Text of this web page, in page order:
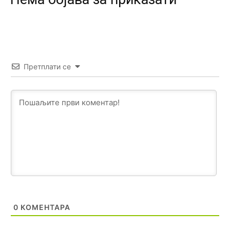
Претплати се
0 КОМЕНТАРА
Техеран и нинџе по Палама
БиХ није гласала да је тзв.Косово држава. Лупаш ко к у
р а ц по самару луди турко.